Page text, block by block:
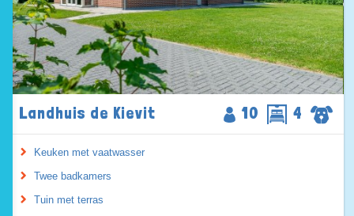
Landhuis de Kievit 10 4
Keuken met vaatwasser
Twee badkamers
Tuin met terras